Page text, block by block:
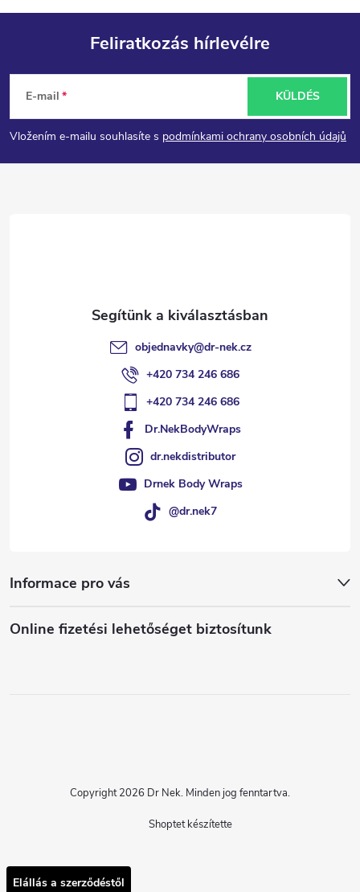
L
á
b
Feliratkozás hírlevélre
E-mail
Vložením e-mailu souhlasíte s podmínkami ochrany osobních údajů
KÜLDÉS
objednavky@dr-nek.cz
+420 734 246 686
+420 734 246 686
Dr.NekBodyWraps
dr.nekdistributor
Drnek Body Wraps
@dr.nek7
Informace pro vás
Online fizetési lehetőséget biztosítunk
Shoptet készítette
Copyright 2026 Dr Nek. Minden jog fenntartva.
Elállás a szerződéstől